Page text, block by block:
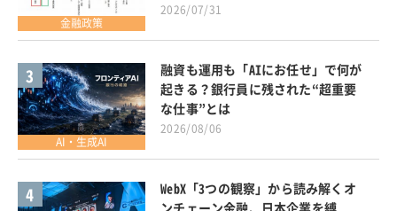
金融政策
2026/07/31
3
AI・生成AI
融資も運用も「AIにお任せ」で何が
起きる？銀行員に残された“超重要
な仕事”とは
2026/08/06
4
WebX「3つの観察」から読み解くオ